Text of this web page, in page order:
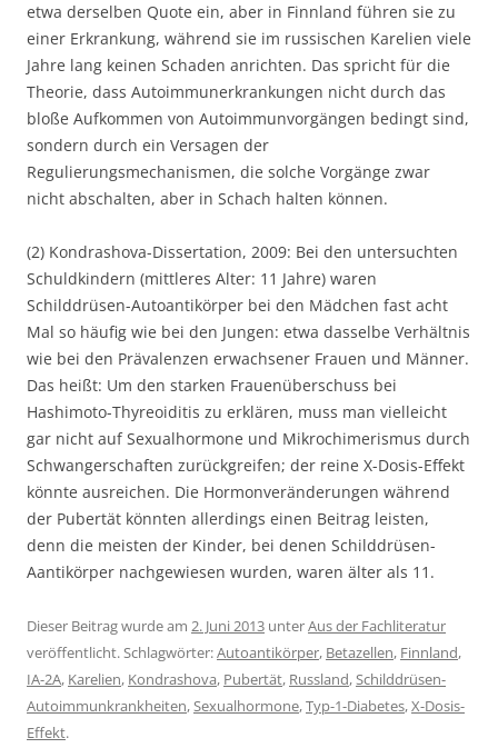
etwa derselben Quote ein, aber in Finnland führen sie zu
einer Erkrankung, während sie im russischen Karelien viele
Jahre lang keinen Schaden anrichten. Das spricht für die
Theorie, dass Autoimmunerkrankungen nicht durch das
bloße Aufkommen von Autoimmunvorgängen bedingt sind,
sondern durch ein Versagen der
Regulierungsmechanismen, die solche Vorgänge zwar
nicht abschalten, aber in Schach halten können.
(2) Kondrashova-Dissertation, 2009: Bei den untersuchten
Schuldkindern (mittleres Alter: 11 Jahre) waren
Schilddrüsen-Autoantikörper bei den Mädchen fast acht
Mal so häufig wie bei den Jungen: etwa dasselbe Verhältnis
wie bei den Prävalenzen erwachsener Frauen und Männer.
Das heißt: Um den starken Frauenüberschuss bei
Hashimoto-Thyreoiditis zu erklären, muss man vielleicht
gar nicht auf Sexualhormone und Mikrochimerismus durch
Schwangerschaften zurückgreifen; der reine X-Dosis-Effekt
könnte ausreichen. Die Hormonveränderungen während
der Pubertät könnten allerdings einen Beitrag leisten,
denn die meisten der Kinder, bei denen Schilddrüsen-
Aantikörper nachgewiesen wurden, waren älter als 11.
Dieser Beitrag wurde am 2. Juni 2013 unterAus der Fachliteratur
veröffentlicht. Schlagwörter:Autoantikörper, Betazellen, Finnland,
IA-2A, Karelien, Kondrashova, Pubertät, Russland,Schilddrüsen-
Autoimmunkrankheiten,Sexualhormone,Typ-1-Diabetes,X-Dosis-
Effekt.